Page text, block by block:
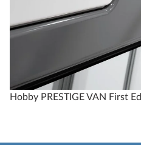
Hobby PRESTIGE VAN First